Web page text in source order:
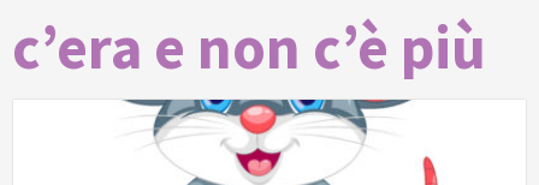
c’era e non c’è più